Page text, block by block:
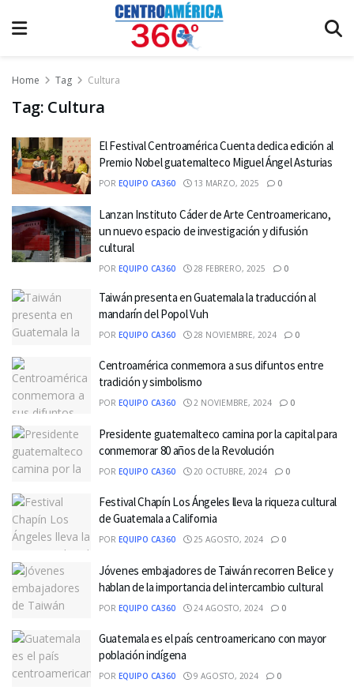
Home Tag Cultura
Tag: Cultura
El Festival Centroamérica Cuenta dedica edición al
Premio Nobel guatemalteco Miguel Ángel Asturias
POR EQUIPO CA360 13 MARZO, 2025 0
Lanzan Instituto Cáder de Arte Centroamericano,
un nuevo espacio de investigación y difusión
cultural
POR EQUIPO CA360 28 FEBRERO, 2025 0
Taiwán presenta en Guatemala la traducción al
mandarín del Popol Vuh
POR EQUIPO CA360 28 NOVIEMBRE, 2024 0
Centroamérica conmemora a sus difuntos entre
tradición y simbolismo
POR EQUIPO CA360 2 NOVIEMBRE, 2024 0
Presidente guatemalteco camina por la capital para
conmemorar 80 años de la Revolución
POR EQUIPO CA360 20 OCTUBRE, 2024 0
Festival Chapín Los Ángeles lleva la riqueza cultural
de Guatemala a California
POR EQUIPO CA360 25 AGOSTO, 2024 0
Jóvenes embajadores de Taiwán recorren Belice y
hablan de la importancia del intercambio cultural
POR EQUIPO CA360 24 AGOSTO, 2024 0
Guatemala es el país centroamericano con mayor
población indígena
POR EQUIPO CA360 9 AGOSTO, 2024 0